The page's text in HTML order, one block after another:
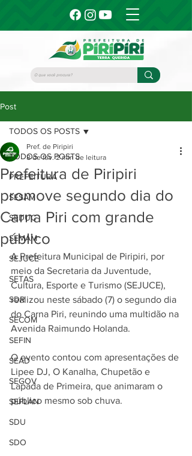
Post
TODOS OS POSTS
PREFEITURA
SESAM
SEDUC
SEMAM
SEJUCE
SETAS
SDR
SECOM
SEFIN
SEAD
SEGOV
SEPLAN
SDU
SDO
TODOS OS POSTS
Prefeitura de Piripiri
promove segundo dia do
Carna Piri com grande
público
Pref. de Piripiri
8 de fev. 2 min de leitura
A Prefeitura Municipal de Piripiri, por
meio da Secretaria da Juventude,
Cultura, Esporte e Turismo (SEJUCE),
realizou neste sábado (7) o segundo dia
do Carna Piri, reunindo uma multidão na
Avenida Raimundo Holanda.
O evento contou com apresentações de
Lipee DJ, O Kanalha, Chupetão e
Lapada de Primeira, que animaram o
público mesmo sob chuva.